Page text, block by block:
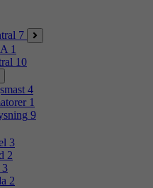
7
1
10
4
1
9
3
2
3
2